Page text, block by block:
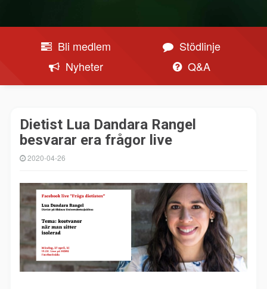
Bli medlem
Stödlinje
Nyheter
Q&A
Dietist Lua Dandara Rangel
besvarar era frågor live
2020-04-26